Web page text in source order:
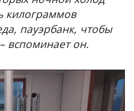
килограммов
пауэрбанк, чтобы
вспоминает он.